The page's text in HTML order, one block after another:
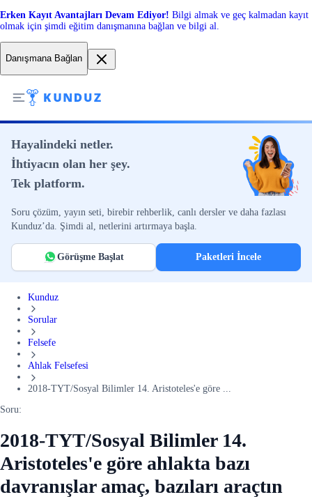
Erken Kayıt Avantajları Devam Ediyor! Bilgi almak ve geç kalmadan kayıt
olmak için şimdi eğitim danışmanına bağlan ve bilgi al.
Danışmana Bağlan
Hayalindeki netler.
İhtiyacın olan her şey.
Tek platform.
Soru çözüm, yayın seti, birebir rehberlik, canlı dersler ve daha fazlası
Kunduz’da. Şimdi al, netlerini artırmaya başla.
Görüşme Başlat Paketleri İncele
Kunduz
Sorular
Felsefe
Ahlak Felsefesi
2018-TYT/Sosyal Bilimler 14. Aristoteles'e göre ...
Soru:
2018-TYT/Sosyal Bilimler 14.
Aristoteles'e göre ahlakta bazı
davranışlar amaç, bazıları araçtın